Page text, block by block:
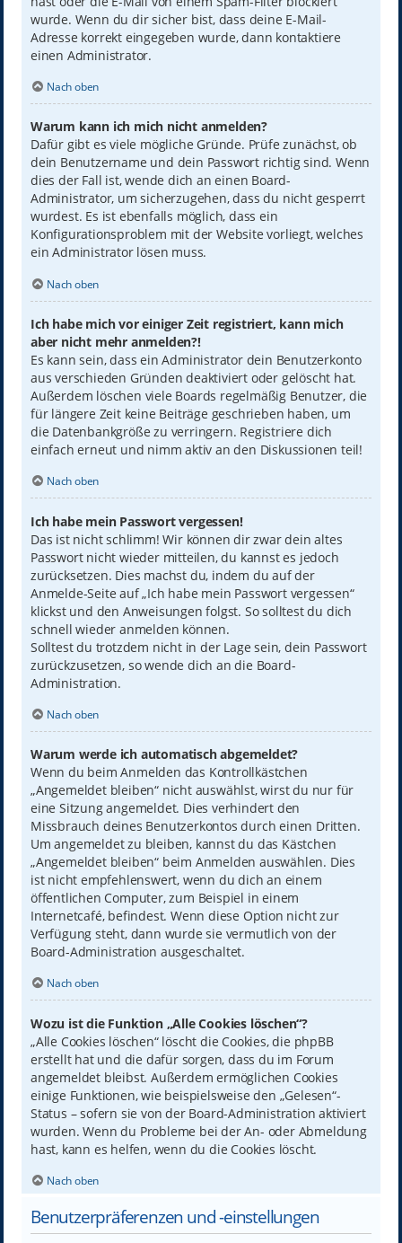
wurde. Wenn du dir sicher bist, dass deine E-Mail-
Adresse korrekt eingegeben wurde, dann kontaktiere
einen Administrator.
Nach oben
Warum kann ich mich nicht anmelden?
Dafür gibt es viele mögliche Gründe. Prüfe zunächst, ob
dein Benutzername und dein Passwort richtig sind. Wenn
dies der Fall ist, wende dich an einen Board-
Administrator, um sicherzugehen, dass du nicht gesperrt
wurdest. Es ist ebenfalls möglich, dass ein
Konfigurationsproblem mit der Website vorliegt, welches
ein Administrator lösen muss.
Nach oben
Ich habe mich vor einiger Zeit registriert, kann mich
aber nicht mehr anmelden?!
Es kann sein, dass ein Administrator dein Benutzerkonto
aus verschieden Gründen deaktiviert oder gelöscht hat.
Außerdem löschen viele Boards regelmäßig Benutzer, die
für längere Zeit keine Beiträge geschrieben haben, um
die Datenbankgröße zu verringern. Registriere dich
einfach erneut und nimm aktiv an den Diskussionen teil!
Nach oben
Ich habe mein Passwort vergessen!
Das ist nicht schlimm! Wir können dir zwar dein altes
Passwort nicht wieder mitteilen, du kannst es jedoch
zurücksetzen. Dies machst du, indem du auf der
Anmelde-Seite auf „Ich habe mein Passwort vergessen“
klickst und den Anweisungen folgst. So solltest du dich
schnell wieder anmelden können.
Solltest du trotzdem nicht in der Lage sein, dein Passwort
zurückzusetzen, so wende dich an die Board-
Administration.
Nach oben
Warum werde ich automatisch abgemeldet?
Wenn du beim Anmelden das Kontrollkästchen
„Angemeldet bleiben“ nicht auswählst, wirst du nur für
eine Sitzung angemeldet. Dies verhindert den
Missbrauch deines Benutzerkontos durch einen Dritten.
Um angemeldet zu bleiben, kannst du das Kästchen
„Angemeldet bleiben“ beim Anmelden auswählen. Dies
ist nicht empfehlenswert, wenn du dich an einem
öffentlichen Computer, zum Beispiel in einem
Internetcafé, befindest. Wenn diese Option nicht zur
Verfügung steht, dann wurde sie vermutlich von der
Board-Administration ausgeschaltet.
Nach oben
Wozu ist die Funktion „Alle Cookies löschen“?
„Alle Cookies löschen“ löscht die Cookies, die phpBB
erstellt hat und die dafür sorgen, dass du im Forum
angemeldet bleibst. Außerdem ermöglichen Cookies
einige Funktionen, wie beispielsweise den „Gelesen“-
Status – sofern sie von der Board-Administration aktiviert
wurden. Wenn du Probleme bei der An- oder Abmeldung
hast, kann es helfen, wenn du die Cookies löscht.
Nach oben
Benutzerpräferenzen und -einstellungen